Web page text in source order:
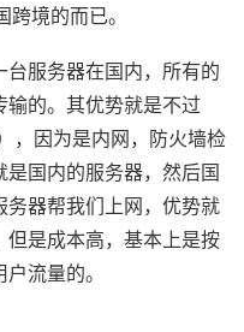
境的而已。
服务器在国内，所有的
的。其优势就是不过
，因为是内网，防火墙检
国内的服务器，然后国
器帮我们上网，优势就
是成本高，基本上是按
流量的。